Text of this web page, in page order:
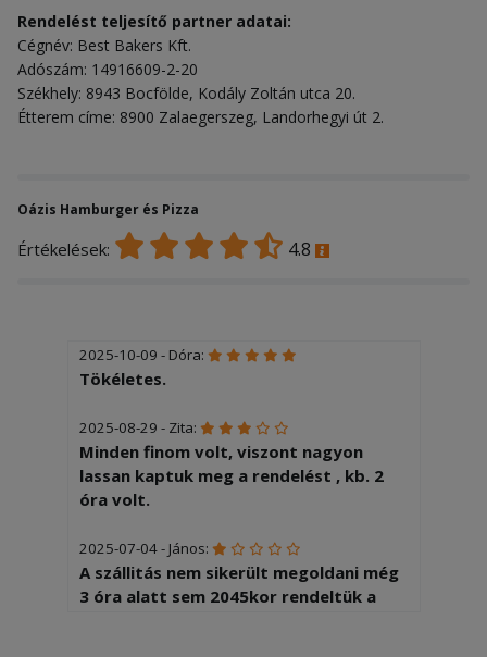
Rendelést teljesítő partner adatai:
Cégnév: Best Bakers Kft.
Adószám: 14916609-2-20
Székhely: 8943 Bocfölde, Kodály Zoltán utca 20.
Étterem címe: 8900 Zalaegerszeg, Landorhegyi út 2.
Oázis Hamburger és Pizza
Értékelések: 4.8
2025-10-09 - Dóra:
Tökéletes.
2025-08-29 - Zita:
Minden finom volt, viszont nagyon
lassan kaptuk meg a rendelést , kb. 2
óra volt.
2025-07-04 - János:
A szállitás nem sikerült megoldani még
3 óra alatt sem 2045kor rendeltük a